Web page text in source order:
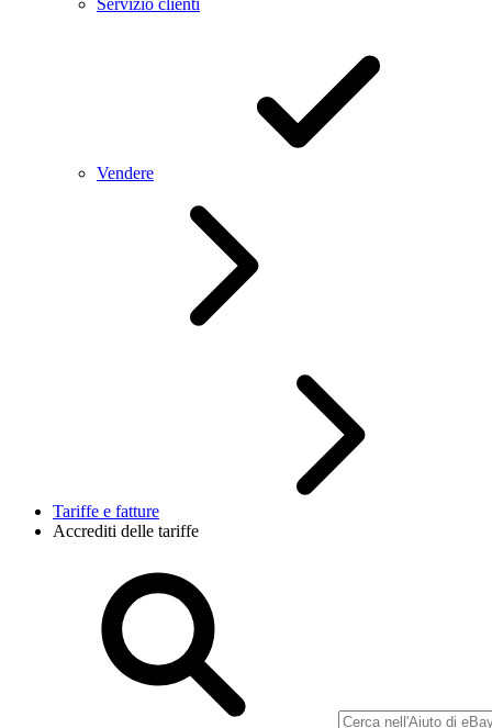
Servizio clienti
Vendere
Tariffe e fatture
Accrediti delle tariffe